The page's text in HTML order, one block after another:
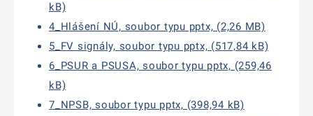
kB)
4_Hlášení NÚ, soubor typu pptx, (2,26 MB)
5_FV signály, soubor typu pptx, (517,84 kB)
6_PSUR a PSUSA, soubor typu pptx, (259,46
kB)
7_NPSB, soubor typu pptx, (398,94 kB)